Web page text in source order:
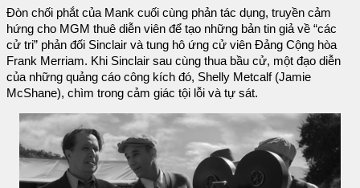
Đòn chối phắt của Mank cuối cùng phản tác dụng, truyền cảm
hứng cho MGM thuê diễn viên để tạo những bản tin giả về “các
cử tri” phản đối Sinclair và tung hô ứng cử viên Đảng Cộng hòa
Frank Merriam. Khi Sinclair sau cùng thua bầu cử, một đạo diễn
của những quảng cáo công kích đó, Shelly Metcalf (Jamie
McShane), chìm trong cảm giác tội lỗi và tự sát.